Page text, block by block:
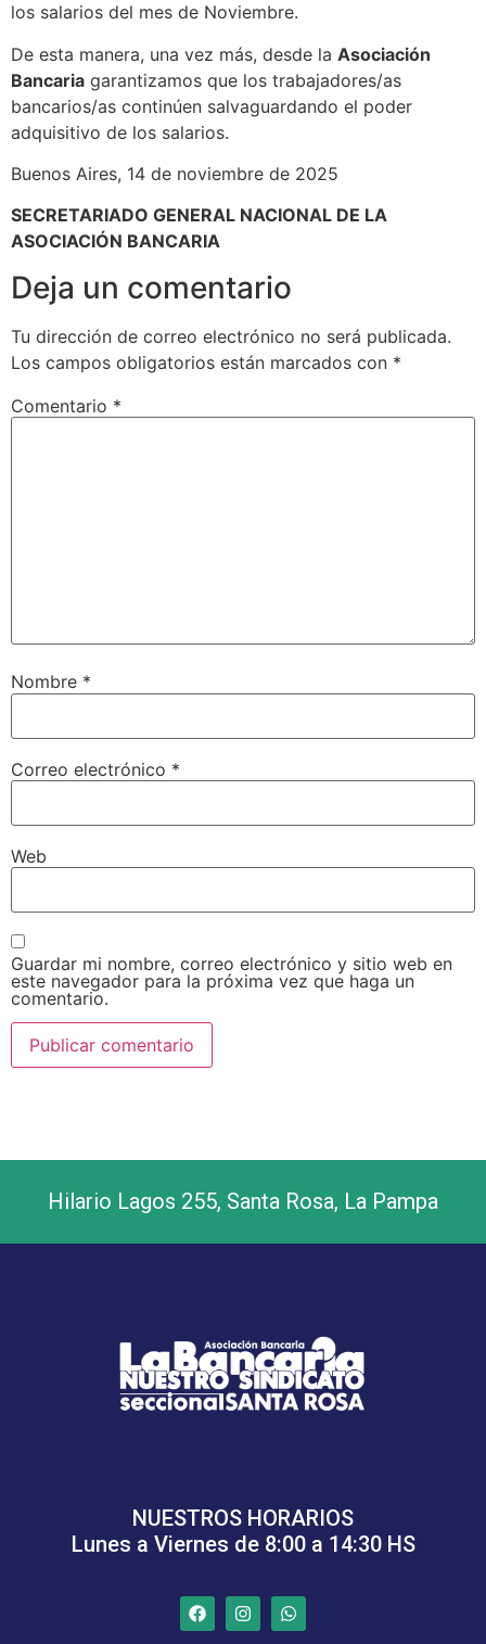
los salarios del mes de Noviembre.
De esta manera, una vez más, desde la Asociación
Bancaria garantizamos que los trabajadores/as
bancarios/as continúen salvaguardando el poder
adquisitivo de los salarios.
Buenos Aires, 14 de noviembre de 2025
SECRETARIADO GENERAL NACIONAL DE LA
ASOCIACIÓN BANCARIA
Deja un comentario
Tu dirección de correo electrónico no será publicada.
Los campos obligatorios están marcados con *
Comentario *
Nombre *
Correo electrónico *
Web
Guardar mi nombre, correo electrónico y sitio web en
este navegador para la próxima vez que haga un
comentario.
Hilario Lagos 255, Santa Rosa, La Pampa
NUESTROS HORARIOS
Lunes a Viernes de 8:00 a 14:30 HS